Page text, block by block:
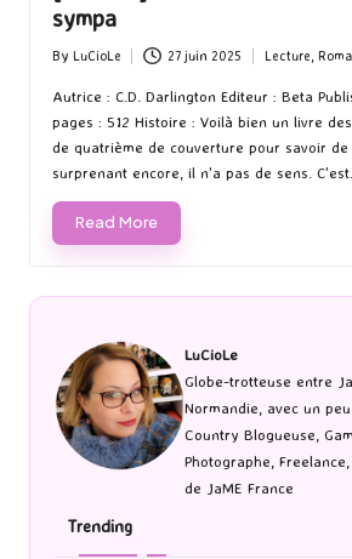
sympa
Posted
by
By LuCioLe 27 juin 2025
in
Lecture,
Autrice : C.D. Darlington Editeur : Beta
pages : 512 Histoire : Voilà bien un livre
de quatrième de couverture pour savoir
surprenant encore, il n'a pas de sens. C'est…
Read More
LuCioLe
Globe-trotteuse entre
Normandie, avec un
Country Blogueuse,
Photographe,
de JaME France
Trending